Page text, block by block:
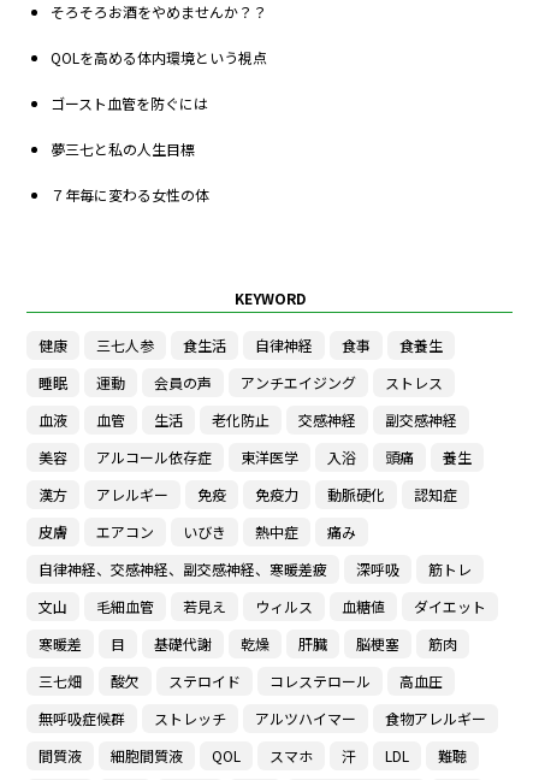
そろそろお酒をやめませんか？？
QOLを高める体内環境という視点
ゴースト血管を防ぐには
夢三七と私の人生目標
７年毎に変わる女性の体
KEYWORD
健康 三七人参 食生活 自律神経 食事
食養生
睡眠
運動 会員の声 アンチエイジング
ストレス
血液
血管 生活 老化防止 交感神経
副交感神経
美容
アルコール依存症 東洋医学 入浴 頭痛
養生
漢方
アレルギー 免疫 免疫力 動脈硬化
認知症
皮膚
エアコン いびき 熱中症
痛み
自律神経、交感神経、副交感神経、寒暖差疲
深呼吸
筋トレ
文山
毛細血管 若見え ウィルス 血糖値
ダイエット
寒暖差
目 基礎代謝 乾燥 肝臓 脳梗塞
筋肉
三七畑
酸欠 ステロイド コレステロール
高血圧
無呼吸症候群
ストレッチ アルツハイマー
食物アレルギー
間質液
細胞間質液 QOL スマホ 汗 LDL
難聴